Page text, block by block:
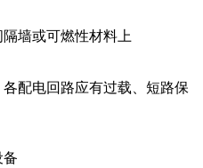
墙或可燃性材料上
配电回路应有过载、短路保
备